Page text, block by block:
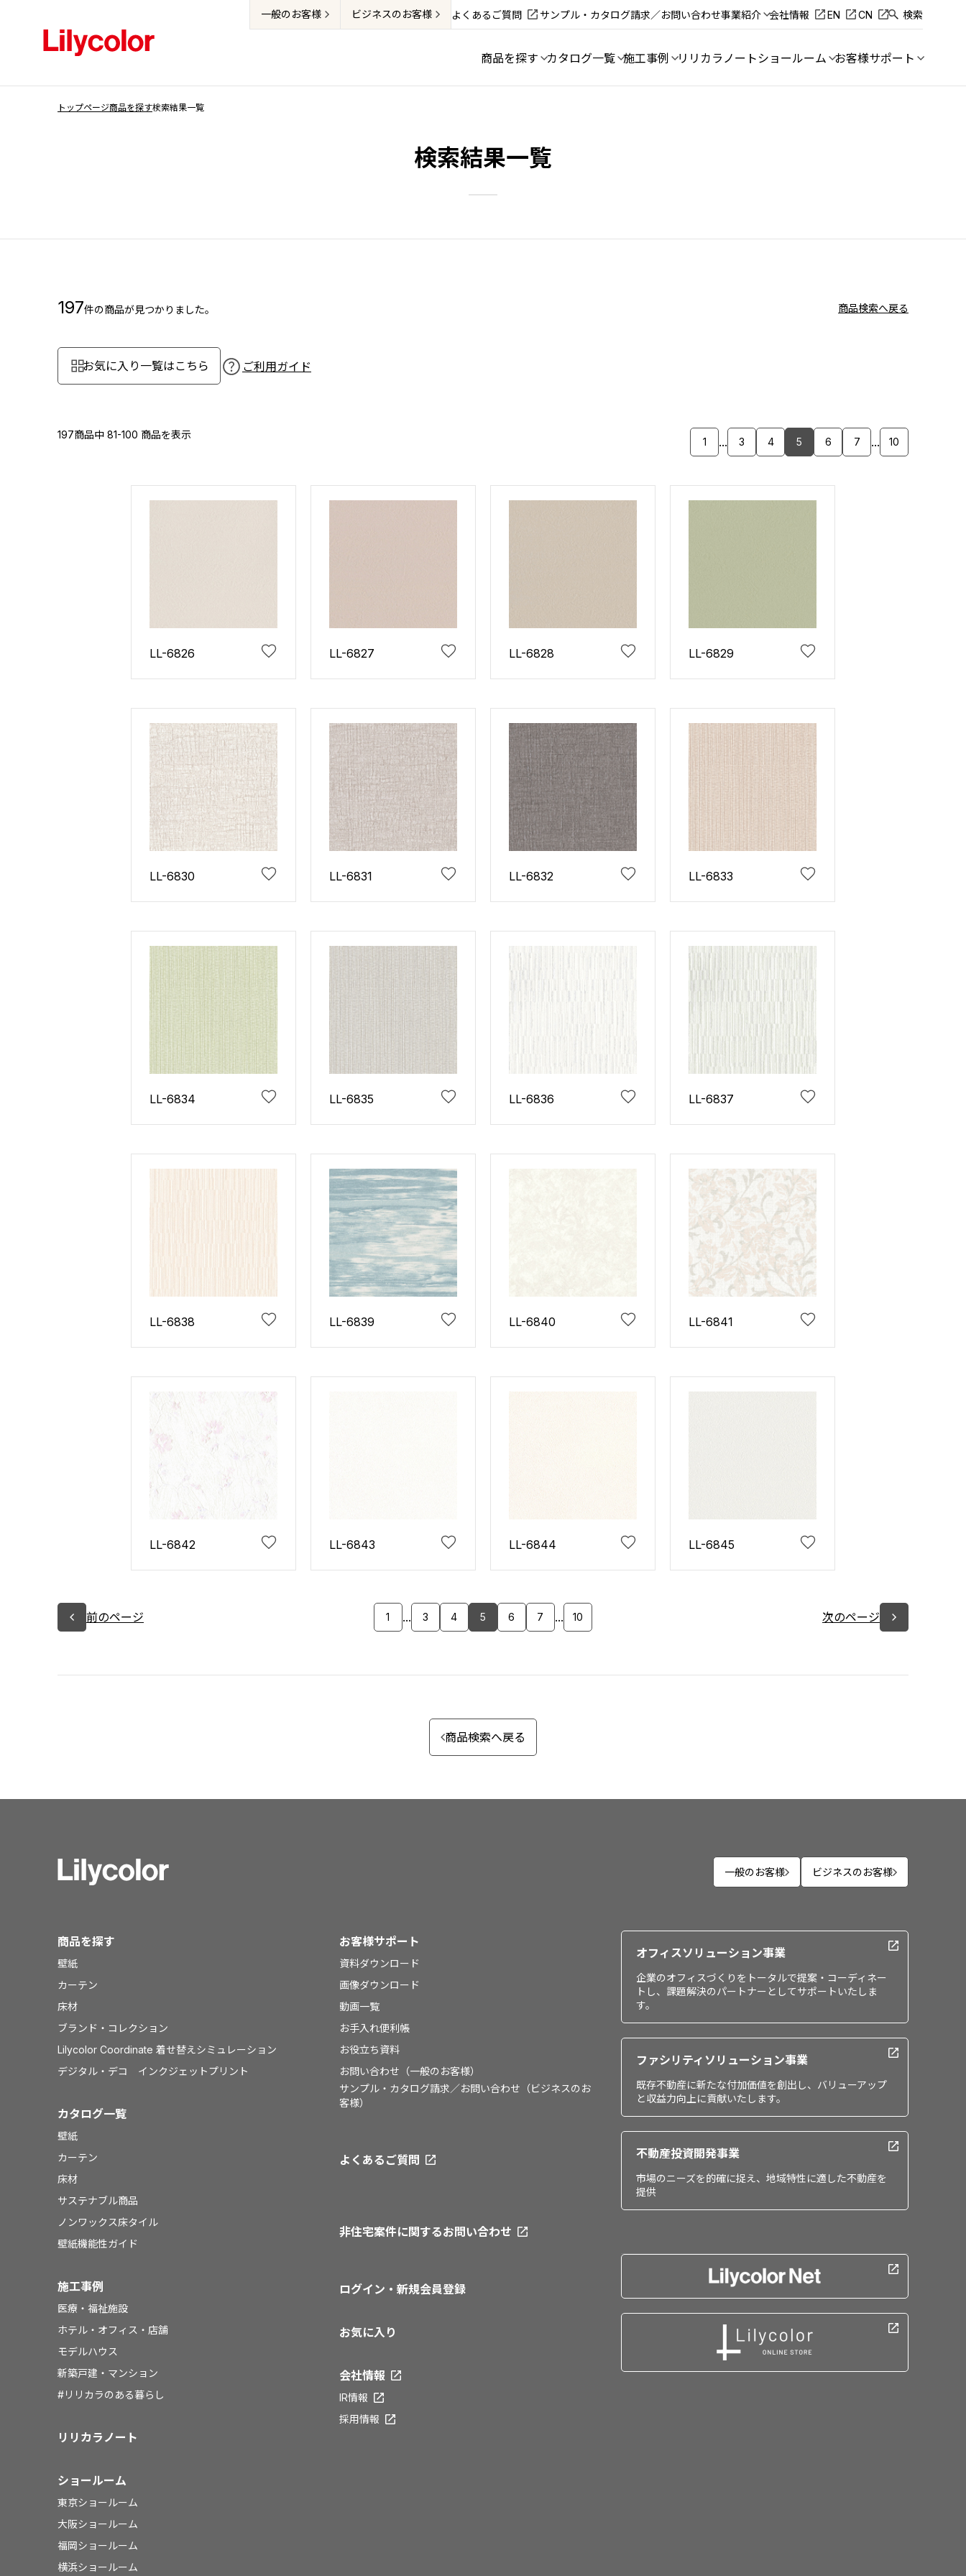
一般のお客様 ビジネスのお客様 よくあるご質問 サンプル・カタログ請求／お問い合わせ事業紹介 会社情報 EN CN 検索
商品を探す カタログ一覧 施工事例 リリカラノートショールーム お客様サポート
トップページ商品を探す検索結果一覧
検索結果一覧
197件の商品が見つかりました。 商品検索へ戻る
お気に入り一覧はこちら ご利用ガイド
197商品中 81-100 商品を表示
1 ... 3 4 5 6 7 ... 10
LL-6826 LL-6827 LL-6828 LL-6829
LL-6830 LL-6831 LL-6832 LL-6833
LL-6834 LL-6835 LL-6836 LL-6837
LL-6838 LL-6839 LL-6840 LL-6841
LL-6842 LL-6843 LL-6844 LL-6845
前のページ 1 ... 3 4 5 6 7 ... 10 次のページ
商品検索へ戻る
一般のお客様 ビジネスのお客様
商品を探す
壁紙
カーテン
床材
ブランド・コレクション
Lilycolor Coordinate 着せ替えシミュレーション
デジタル・デコ インクジェットプリント
カタログ一覧
壁紙
カーテン
床材
サステナブル商品
ノンワックス床タイル
壁紙機能性ガイド
施工事例
医療・福祉施設
ホテル・オフィス・店舗
モデルハウス
新築戸建・マンション
#リリカラのある暮らし
リリカラノート
ショールーム
東京ショールーム
大阪ショールーム
福岡ショールーム
横浜ショールーム
お客様サポート
資料ダウンロード
画像ダウンロード
動画一覧
お手入れ便利帳
お役立ち資料
お問い合わせ（一般のお客様）
サンプル・カタログ請求／お問い合わせ（ビジネスのお
客様）
よくあるご質問
非住宅案件に関するお問い合わせ
ログイン・新規会員登録
お気に入り
会社情報
IR情報
採用情報
オフィスソリューション事業
企業のオフィスづくりをトータルで提案・コーディネー
トし、課題解決のパートナーとしてサポートいたしま
す。
ファシリティソリューション事業
既存不動産に新たな付加価値を創出し、バリューアップ
と収益力向上に貢献いたします。
不動産投資開発事業
市場のニーズを的確に捉え、地域特性に適した不動産を
提供